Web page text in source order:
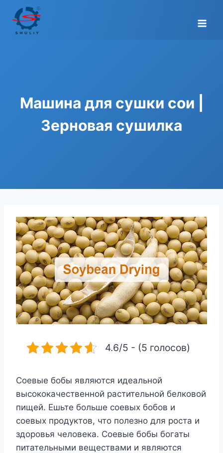
Перейти
содержимому
Машина для сушки сои |
Зерновая сушилка
4.6/5 - (5 голосов)
Соевые бобы являются идеальной
высококачественной растительной белковой
пищей. Ешьте больше соевых бобов и
соевых продуктов, что полезно для роста и
здоровья человека. Соевые бобы богаты
питательными веществами и являются